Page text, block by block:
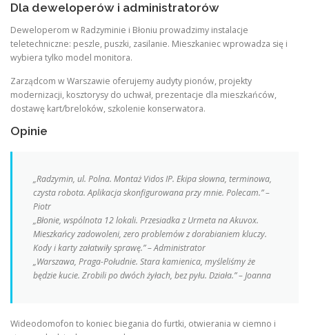
Dla deweloperów i administratorów
Deweloperom w Radzyminie i Błoniu prowadzimy instalacje
teletechniczne: peszle, puszki, zasilanie. Mieszkaniec wprowadza się i
wybiera tylko model monitora.
Zarządcom w Warszawie oferujemy audyty pionów, projekty
modernizacji, kosztorysy do uchwał, prezentacje dla mieszkańców,
dostawę kart/breloków, szkolenie konserwatora.
Opinie
„Radzymin, ul. Polna. Montaż Vidos IP. Ekipa słowna, terminowa,
czysta robota. Aplikacja skonfigurowana przy mnie. Polecam.” –
Piotr
„Błonie, wspólnota 12 lokali. Przesiadka z Urmeta na Akuvox.
Mieszkańcy zadowoleni, zero problemów z dorabianiem kluczy.
Kody i karty załatwiły sprawę.” – Administrator
„Warszawa, Praga-Południe. Stara kamienica, myśleliśmy że
będzie kucie. Zrobili po dwóch żyłach, bez pyłu. Działa.” – Joanna
Wideodomofon to koniec biegania do furtki, otwierania w ciemno i